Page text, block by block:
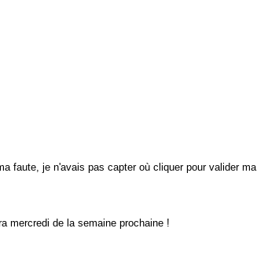
faute, je n'avais pas capter où cliquer pour valider ma
mercredi de la semaine prochaine !